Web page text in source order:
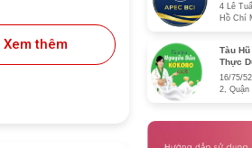
Xem thêm
4 Lê
Hồ Chí
Tàu
Thực
16/75/
2, Quận